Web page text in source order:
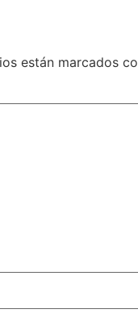
están marcados